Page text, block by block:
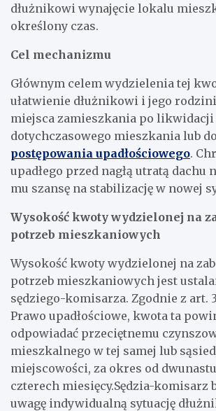
dłużnikowi wynajęcie lokalu
określony czas.
Cel mechanizmu
Głównym celem wydzielenia tej
ułatwienie dłużnikowi i jego
miejsca zamieszkania po likwidacji
dotychczasowego mieszkania lub
postępowania upadłościowego.
upadłego przed nagłą utratą dachu
mu szansę na stabilizację w nowej
Wysokość kwoty wydzielonej na
potrzeb mieszkaniowych
Wysokość kwoty wydzielonej na
potrzeb mieszkaniowych jest
sędziego-komisarza. Zgodnie z art.
Prawo upadłościowe, kwota ta
odpowiadać przeciętnemu
mieszkalnego w tej samej lub
miejscowości, za okres od
czterech miesięcy.Sędzia-komisarz
uwagę indywidualną sytuację